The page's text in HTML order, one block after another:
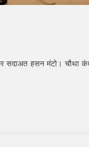
सदाअत हसन मंटो। चौथा